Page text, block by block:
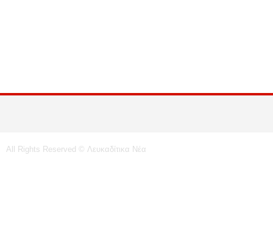
All Rights Reserved © Λευκαδίτικα Νέα